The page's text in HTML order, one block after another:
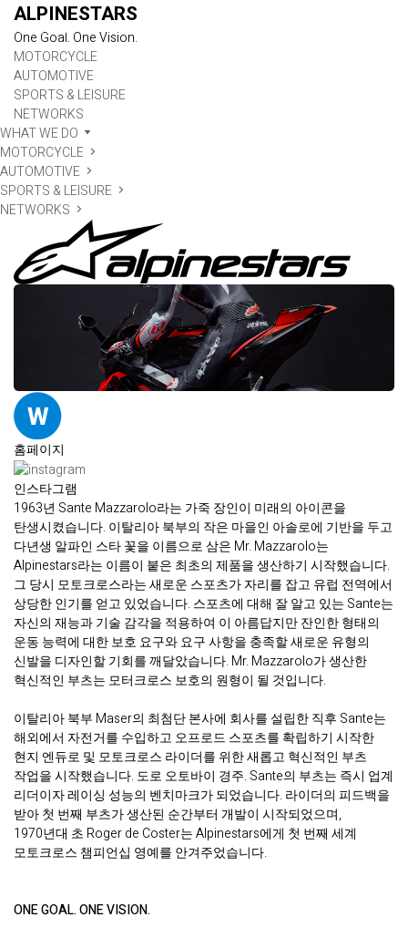
ALPINESTARS
One Goal. One Vision.
MOTORCYCLE
AUTOMOTIVE
SPORTS & LEISURE
NETWORKS
WHAT WE DO
MOTORCYCLE
AUTOMOTIVE
SPORTS & LEISURE
NETWORKS
홈페이지
인스타그램
1963년 Sante Mazzarolo라는 가죽 장인이 미래의 아이콘을
탄생시켰습니다. 이탈리아 북부의 작은 마을인 아솔로에 기반을 두고
다년생 알파인 스타 꽃을 이름으로 삼은 Mr. Mazzarolo는
Alpinestars라는 이름이 붙은 최초의 제품을 생산하기 시작했습니다.
그 당시 모토크로스라는 새로운 스포츠가 자리를 잡고 유럽 전역에서
상당한 인기를 얻고 있었습니다. 스포츠에 대해 잘 알고 있는 Sante는
자신의 재능과 기술 감각을 적용하여 이 아름답지만 잔인한 형태의
운동 능력에 대한 보호 요구와 요구 사항을 충족할 새로운 유형의
신발을 디자인할 기회를 깨달았습니다. Mr. Mazzarolo가 생산한
혁신적인 부츠는 모터크로스 보호의 원형이 될 것입니다.
이탈리아 북부 Maser의 최첨단 본사에 회사를 설립한 직후 Sante는
해외에서 자전거를 수입하고 오프로드 스포츠를 확립하기 시작한
현지 엔듀로 및 모토크로스 라이더를 위한 새롭고 혁신적인 부츠
작업을 시작했습니다. 도로 오토바이 경주. Sante의 부츠는 즉시 업계
리더이자 레이싱 성능의 벤치마크가 되었습니다. 라이더의 피드백을
받아 첫 번째 부츠가 생산된 순간부터 개발이 시작되었으며,
1970년대 초 Roger de Coster는 Alpinestars에게 첫 번째 세계
모토크로스 챔피언십 영예를 안겨주었습니다.
ONE GOAL. ONE VISION.